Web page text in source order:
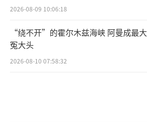
2026-08-09 10:06:18
“绕不开”的霍尔木兹海峡 阿曼成最大
冤大头
2026-08-10 07:58:32